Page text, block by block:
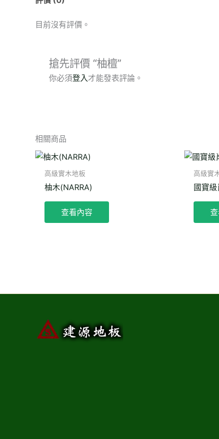
目前沒有評價。
搶先評價 “柚檀”
你必須登入 才能發表評論。
相關商品
高級實木地板
柚木(NARRA)
查看內容
高級實
國寶